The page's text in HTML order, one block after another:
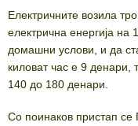
Електричните возила
електрична енергија на
домашни услови, и да
киловат час е 9 денари,
140 до 180 денари.
Со поинаков пристап се